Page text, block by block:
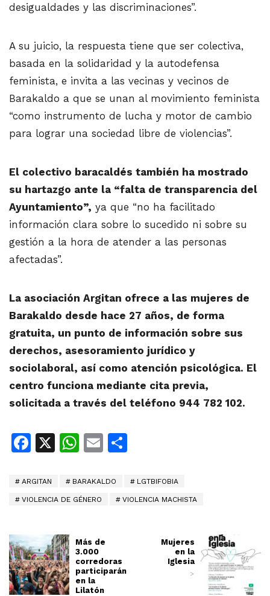
desigualdades y las discriminaciones”.
A su juicio, la respuesta tiene que ser colectiva,
basada en la solidaridad y la autodefensa
feminista, e invita a las vecinas y vecinos de
Barakaldo a que se unan al movimiento feminista
“como instrumento de lucha y motor de cambio
para lograr una sociedad libre de violencias”.
El colectivo baracaldés también ha mostrado
su hartazgo ante la “falta de transparencia del
Ayuntamiento”, ya que “no ha facilitado
información clara sobre lo sucedido ni sobre su
gestión a la hora de atender a las personas
afectadas”.
La asociación Argitan ofrece a las mujeres de
Barakaldo desde hace 27 años, de forma
gratuita, un punto de información sobre sus
derechos, asesoramiento jurídico y
sociolaboral, así como atención psicológica. El
centro funciona mediante cita previa,
solicitada a través del teléfono 944 782 102.
Facebook
X WhatsApp
Email
ARGITAN BARAKALDO LGTBIFOBIA
VIOLENCIA DE GÉNERO VIOLENCIA MACHISTA
Más de
3.000
corredoras
participarán
en la
Lilatón
Mujeres
en la
Iglesia
>